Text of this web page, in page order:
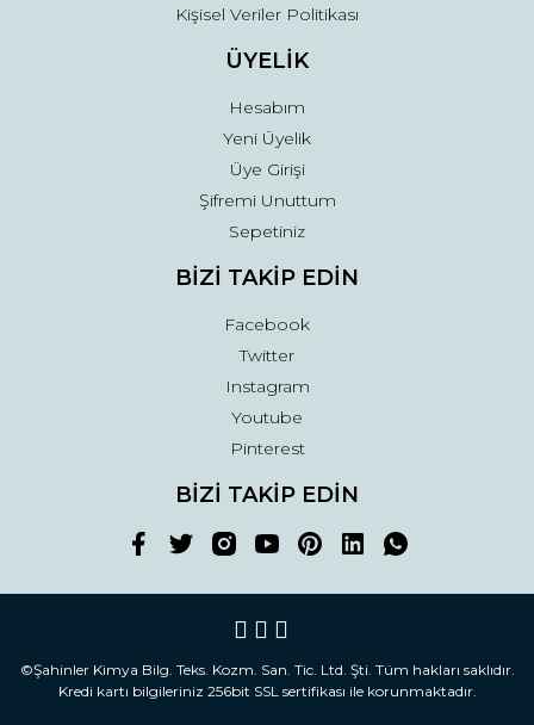
Kişisel Veriler Politikası
ÜYELİK
Hesabım
Yeni Üyelik
Üye Girişi
Şifremi Unuttum
Sepetiniz
BİZİ TAKİP EDİN
Facebook
Twitter
Instagram
Youtube
Pinterest
BİZİ TAKİP EDİN
©Şahinler Kimya Bilg. Teks. Kozm. San. Tic. Ltd. Şti. Tüm hakları saklıdır.
Kredi kartı bilgileriniz 256bit SSL sertifikası ile korunmaktadır.